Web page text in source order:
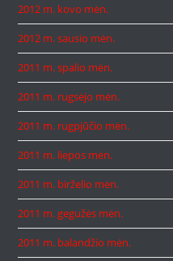
2012 m. kovo mėn.
2012 m. sausio mėn.
2011 m. spalio mėn.
2011 m. rugsėjo mėn.
2011 m. rugpjūčio mėn.
2011 m. liepos mėn.
2011 m. birželio mėn.
2011 m. gegužės mėn.
2011 m. balandžio mėn.